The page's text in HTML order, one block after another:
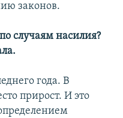
законов.
случаям насилия?
года. В
прирост. И это